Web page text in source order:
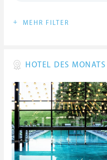
+ MEHR FILTER
HOTEL DES MONATS